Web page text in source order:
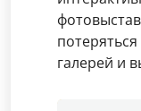
галерей и